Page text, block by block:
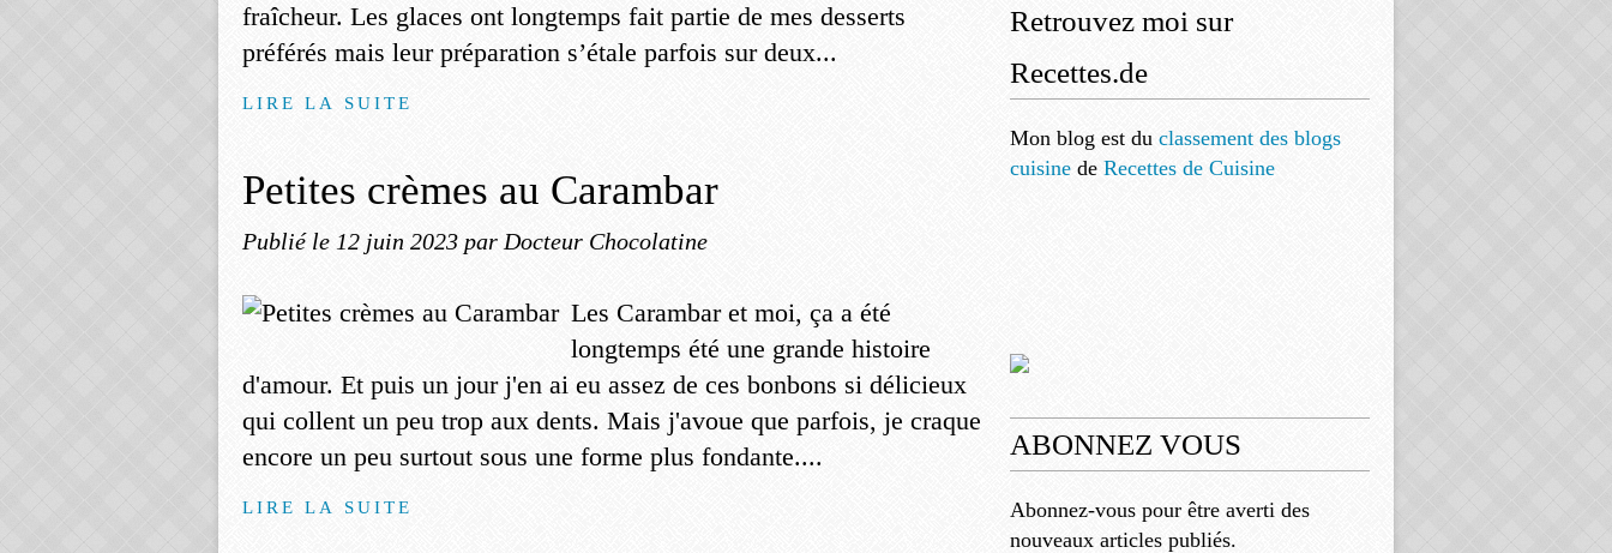
fraîcheur. Les glaces ont longtemps fait partie de mes desserts
préférés mais leur préparation s’étale parfois sur deux...
LIRE LA SUITE
Petites crèmes au Carambar
Publié le 12 juin 2023 par Docteur Chocolatine
Les Carambar et moi, ça a été
longtemps été une grande histoire
d'amour. Et puis un jour j'en ai eu assez de ces bonbons si délicieux
qui collent un peu trop aux dents. Mais j'avoue que parfois, je craque
encore un peu surtout sous une forme plus fondante....
LIRE LA SUITE
Retrouvez moi sur
Recettes.de
Mon blog est du classement des blogs
cuisine de Recettes de Cuisine
ABONNEZ VOUS
Abonnez-vous pour être averti des
nouveaux articles publiés.